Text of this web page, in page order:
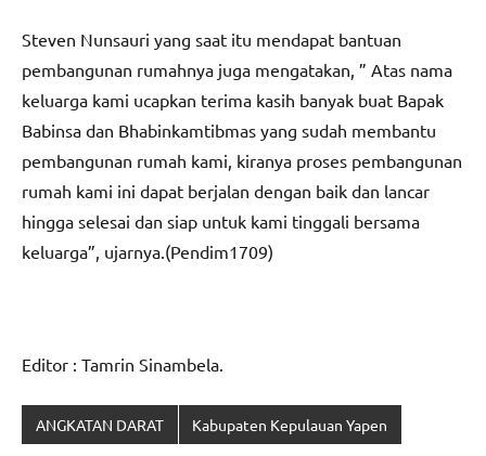
Steven Nunsauri yang saat itu mendapat bantuan
pembangunan rumahnya juga mengatakan, ” Atas nama
keluarga kami ucapkan terima kasih banyak buat Bapak
Babinsa dan Bhabinkamtibmas yang sudah membantu
pembangunan rumah kami, kiranya proses pembangunan
rumah kami ini dapat berjalan dengan baik dan lancar
hingga selesai dan siap untuk kami tinggali bersama
keluarga”, ujarnya.(Pendim1709)
Editor : Tamrin Sinambela.
ANGKATAN DARAT Kabupaten Kepulauan Yapen